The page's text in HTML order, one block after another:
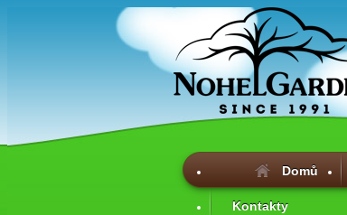
Domů
Kontakty